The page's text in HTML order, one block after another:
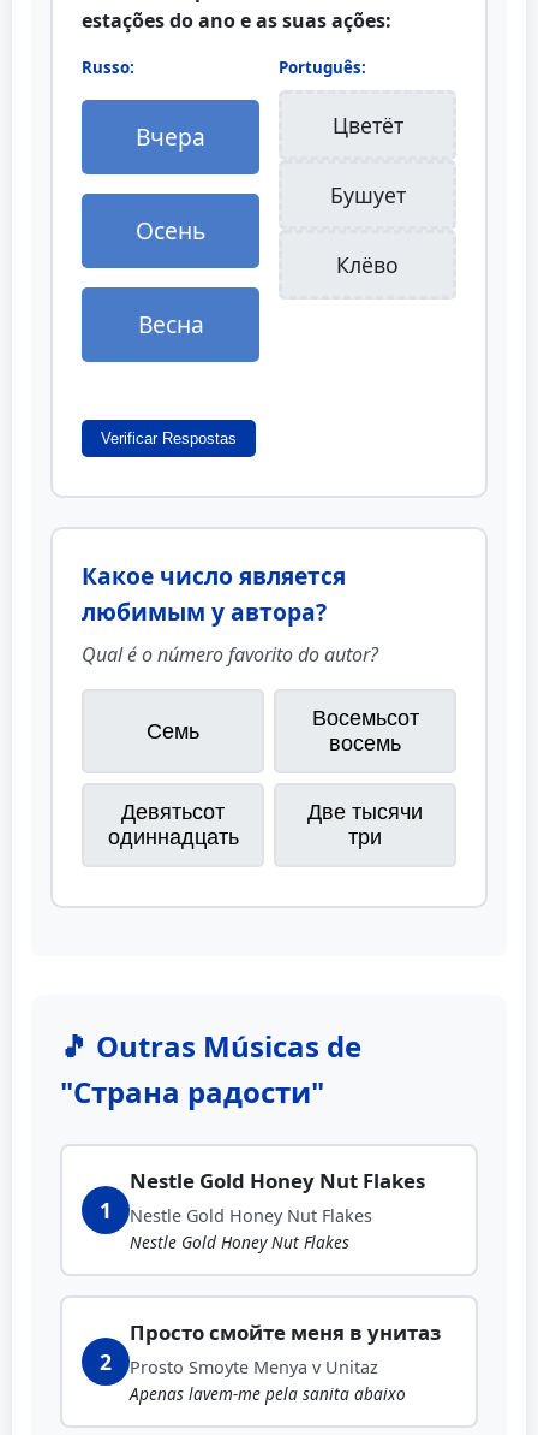
estações do ano e as suas ações:
Russo:
Вчера
Осень
Весна
Português:
Цветёт
Бушует
Клёво
Verificar Respostas
Какое число является
любимым у автора?
Qual é o número favorito do autor?
Семь
Восемьсот
восемь
Девятьсот
одиннадцать
Две тысячи
три
🎵 Outras Músicas de
"Страна радости"
1
Nestle Gold Honey Nut Flakes
Nestle Gold Honey Nut Flakes
Nestle Gold Honey Nut Flakes
2
Просто смойте меня в унитаз
Prosto Smoyte Menya v Unitaz
Apenas lavem-me pela sanita abaixo